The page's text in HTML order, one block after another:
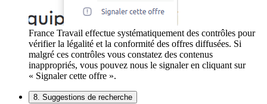
France Travail effectue systématiquement des contrôles pour
vérifier la légalité et la conformité des offres diffusées. Si
malgré ces contrôles vous constatez des contenus
inappropriés, vous pouvez nous le signaler en cliquant sur
« Signaler cette offre ».
8. Suggestions de recherche